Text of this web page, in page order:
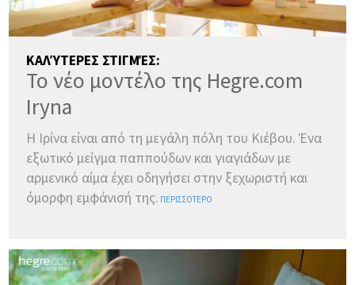
ΚΑΛΎΤΕΡΕΣ ΣΤΙΓΜΈΣ:
Το νέο μοντέλο της Hegre.com
Iryna
Η Ιρίνα είναι από τη μεγάλη πόλη του Κιέβου. Ένα
εξωτικό μείγμα παππούδων και γιαγιάδων με
αρμενικό αίμα έχει οδηγήσει στην ξεχωριστή και
όμορφη εμφάνισή της. ΠΕΡΙΣΣΌΤΕΡΟ